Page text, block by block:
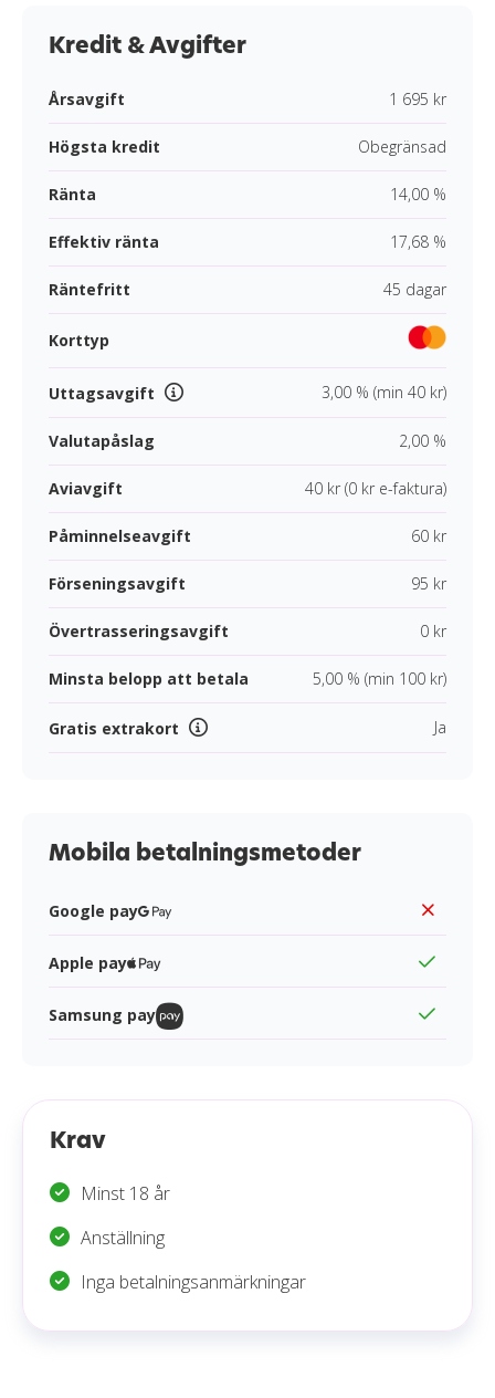
Kredit & Avgifter
Årsavgift 1 695 kr
Högsta kredit Obegränsad
Ränta 14,00 %
Effektiv ränta 17,68 %
Räntefritt 45 dagar
Korttyp
Uttagsavgift 3,00 % (min 40 kr)
Valutapåslag 2,00 %
Aviavgift 40 kr (0 kr e-faktura)
Påminnelseavgift 60 kr
Förseningsavgift 95 kr
Övertrasseringsavgift 0 kr
Minsta belopp att betala 5,00 % (min 100 kr)
Gratis extrakort Ja
Mobila betalningsmetoder
Google pay
Apple pay
Samsung pay
Krav
Minst 18 år
Anställning
Inga betalningsanmärkningar